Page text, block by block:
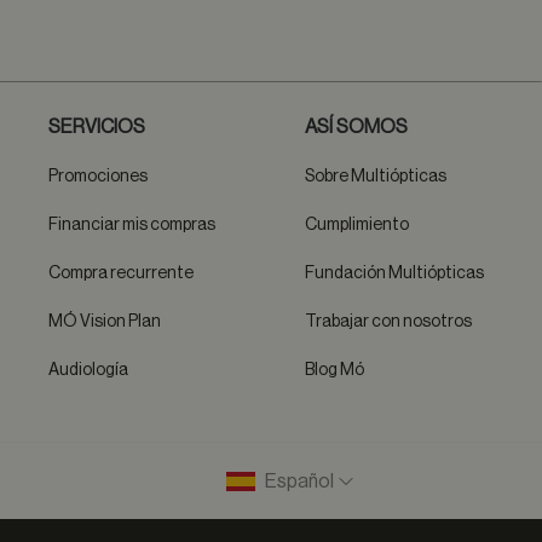
SERVICIOS
Promociones
Financiar mis compras
Compra recurrente
MÓ Vision Plan
Audiología
ASÍ SOMOS
Sobre Multiópticas
Cumplimiento
Fundación Multiópticas
Trabajar con nosotros
Blog Mó
Español